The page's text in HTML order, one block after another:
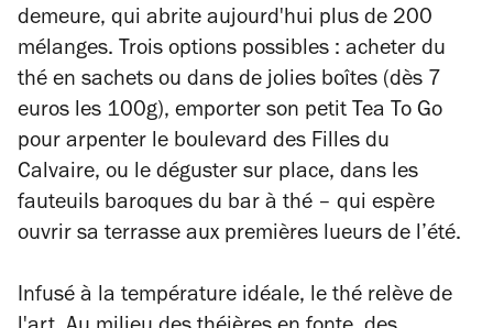
demeure, qui abrite aujourd'hui plus de 200
mélanges. Trois options possibles : acheter du
thé en sachets ou dans de jolies boîtes (dès 7
euros les 100g), emporter son petit Tea To Go
pour arpenter le boulevard des Filles du
Calvaire, ou le déguster sur place, dans les
fauteuils baroques du bar à thé – qui espère
ouvrir sa terrasse aux premières lueurs de l’été.
Infusé à la température idéale, le thé relève de